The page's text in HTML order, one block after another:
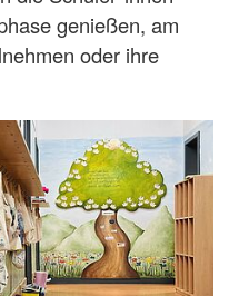
genießen, am
oder ihre